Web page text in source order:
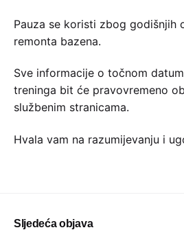
Pauza se koristi zbog godišnjih
remonta bazena.
Sve informacije o točnom
treninga bit će pravovremeno
službenim stranicama.
Hvala vam na razumijevanju i
Sljedeća objava